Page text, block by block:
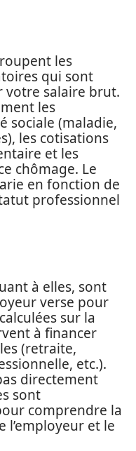
les
qui sont
votre salaire brut.
les
sociale (maladie,
les cotisations
et les
chômage. Le
en fonction de
professionnel
à elles, sont
verse pour
sur la
à financer
(retraite,
etc.).
directement
sont
comprendre la
et le